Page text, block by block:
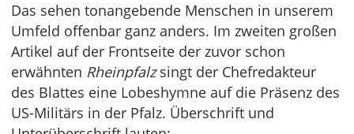
Das sehen tonangebende Menschen in unserem
Umfeld offenbar ganz anders. Im zweiten großen
Artikel auf der Frontseite der zuvor schon
erwähnten Rheinpfalzsingt der Chefredakteur
des Blattes eine Lobeshymne auf die Präsenz des
US-Militärs in der Pfalz. Überschrift und